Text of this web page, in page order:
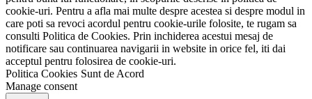
cookie-uri. Pentru a afla mai multe despre acestea si despre modul in
care poti sa revoci acordul pentru cookie-urile folosite, te rugam sa
consulti Politica de Cookies. Prin inchiderea acestui mesaj de
notificare sau continuarea navigarii in website in orice fel, iti dai
acceptul pentru folosirea de cookie-uri.
Politica Cookies Sunt de Acord
Manage consent